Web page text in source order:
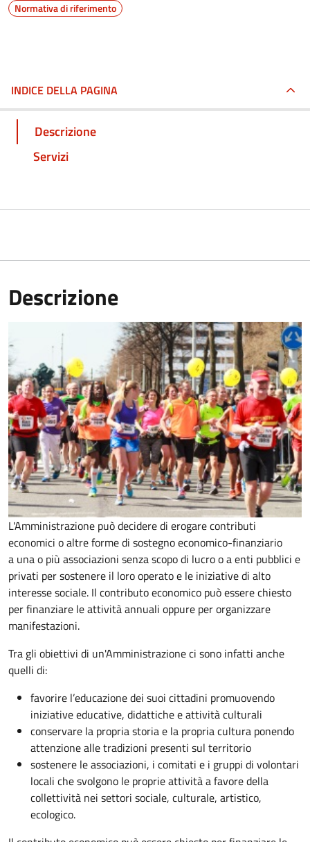
Normativa di riferimento
INDICE DELLA PAGINA
Descrizione
Servizi
Descrizione
L'Amministrazione può decidere di erogare contributi
economici o altre forme di sostegno economico-finanziario
a una o più associazioni senza scopo di lucro o a enti pubblici e
privati per sostenere il loro operato e le iniziative di alto
interesse sociale. Il contributo economico può essere chiesto
per finanziare le attività annuali oppure per organizzare
manifestazioni.
Tra gli obiettivi di un'Amministrazione ci sono infatti anche
quelli di:
favorire l’educazione dei suoi cittadini promuovendo
iniziative educative, didattiche e attività culturali
conservare la propria storia e la propria cultura ponendo
attenzione alle tradizioni presenti sul territorio
sostenere le associazioni, i comitati e i gruppi di volontari
locali che svolgono le proprie attività a favore della
collettività nei settori sociale, culturale, artistico,
ecologico.